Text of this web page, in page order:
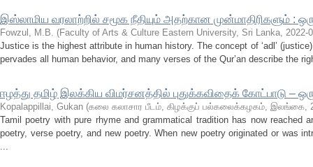
இஸ்லாமிய வரலாற்றில் சமூக நீதியும் அதற்கான முன்மாதிரிகளும் : ஒரு
Fowzul, M.B. (Faculty of Arts & Culture Eastern University, Sri Lanka, 2022-
Justice is the highest attribute in human history. The concept of ‘adl’
pervades all human behavior, and many verses of the Qur’an describe the
ஈழத்து தமிழ் இலக்கிய விமர்சனத்தில் புதுக்கவிதைக் கோட்பாடு –
Kopalappillai, Gukan (கலை கலாசார பீடம், கிழக்குப் பல்கலைக்கழகம், இலங்கை,
Tamil poetry with pure rhyme and grammatical tradition has now reached
poetry, verse poetry, and new poetry. When new poetry originated or was
...